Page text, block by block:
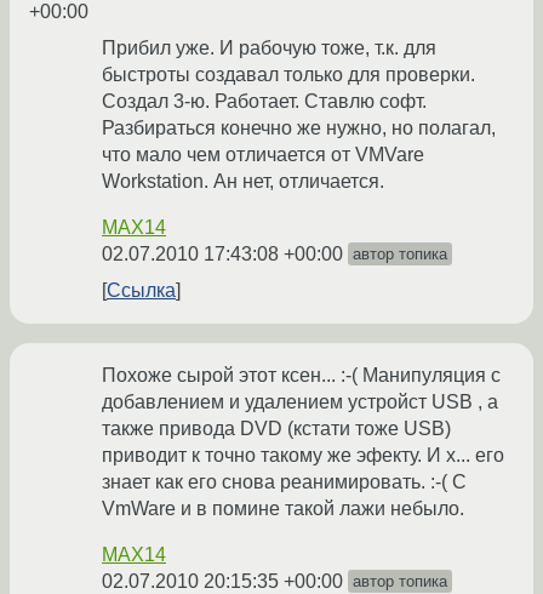
+00:00
Прибил уже. И рабочую тоже, т.к. для
быстроты создавал только для проверки.
Создал 3-ю. Работает. Ставлю софт.
Разбираться конечно же нужно, но полагал,
что мало чем отличается от VMVare
Workstation. Ан нет, отличается.
MAX14
02.07.2010 17:43:08 +00:00 автор топика
Ссылка
Похоже сырой этот ксен... :-( Манипуляция с
добавлением и удалением устройст USB , а
также привода DVD (кстати тоже USB)
приводит к точно такому же эфекту. И х... его
знает как его снова реанимировать. :-( С
VmWare и в помине такой лажи небыло.
MAX14
02.07.2010 20:15:35 +00:00 автор топика